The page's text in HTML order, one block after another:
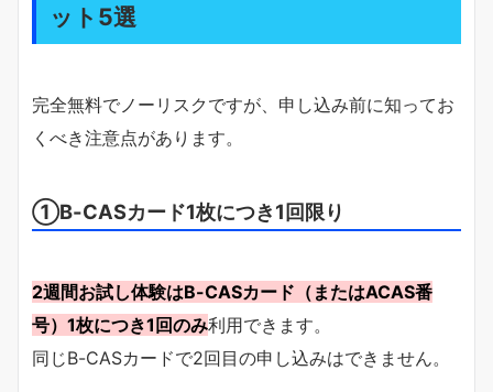
ット5選
完全無料でノーリスクですが、申し込み前に知ってお
くべき注意点があります。
①B-CASカード1枚につき1回限り
2週間お試し体験はB-CASカード（またはACAS番
号）1枚につき1回のみ利用できます。
同じB-CASカードで2回目の申し込みはできません。